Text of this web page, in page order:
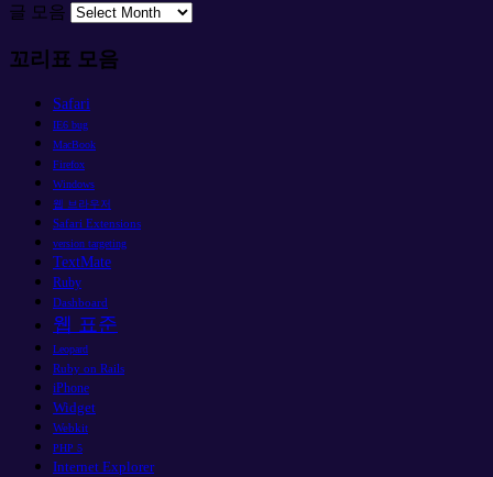
글 모음
꼬리표 모음
Safari
IE6 bug
MacBook
Firefox
Windows
웹 브라우저
Safari Extensions
version targeting
TextMate
Ruby
Dashboard
웹 표준
Leopard
Ruby on Rails
iPhone
Widget
Webkit
PHP 5
Internet Explorer